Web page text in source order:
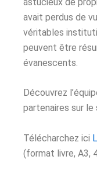
avait perdus de
véritables
peuvent être
évanescents.
Découvrez
partenaires sur le
Télécharchez ici
(format livre, A3,